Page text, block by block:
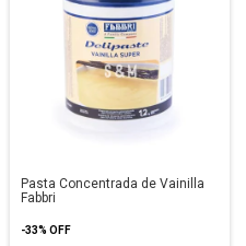
Pasta Concentrada de Vainilla
Fabbri
-33% OFF